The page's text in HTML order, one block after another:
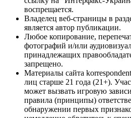
воспрещается.
Владелец веб-страницы в
является автор публикации.
Любое копирование,
фотографий и/или
принадлежащих
запрещено.
Материалы сайта
лиц старше 21 года (21+).
может вызвать игровую
правила (принципы)
обнаружении первых